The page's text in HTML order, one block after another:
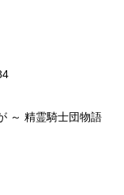
～ 精霊騎士団物語